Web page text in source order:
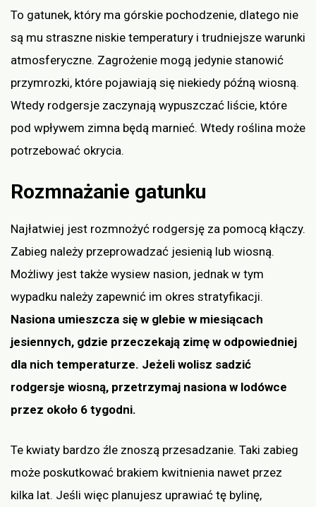
To gatunek, który ma górskie pochodzenie, dlatego nie
są mu straszne niskie temperatury i trudniejsze warunki
atmosferyczne. Zagrożenie mogą jedynie stanowić
przymrozki, które pojawiają się niekiedy późną wiosną.
Wtedy rodgersje zaczynają wypuszczać liście, które
pod wpływem zimna będą marnieć. Wtedy roślina może
potrzebować okrycia.
Rozmnażanie gatunku
Najłatwiej jest rozmnożyć rodgersję za pomocą kłączy.
Zabieg należy przeprowadzać jesienią lub wiosną.
Możliwy jest także wysiew nasion, jednak w tym
wypadku należy zapewnić im okres stratyfikacji.
Nasiona umieszcza się w glebie w miesiącach
jesiennych, gdzie przeczekają zimę w odpowiedniej
dla nich temperaturze. Jeżeli wolisz sadzić
rodgersje wiosną, przetrzymaj nasiona w lodówce
przez około 6 tygodni.
Te kwiaty bardzo źle znoszą przesadzanie. Taki zabieg
może poskutkować brakiem kwitnienia nawet przez
kilka lat. Jeśli więc planujesz uprawiać tę bylinę,